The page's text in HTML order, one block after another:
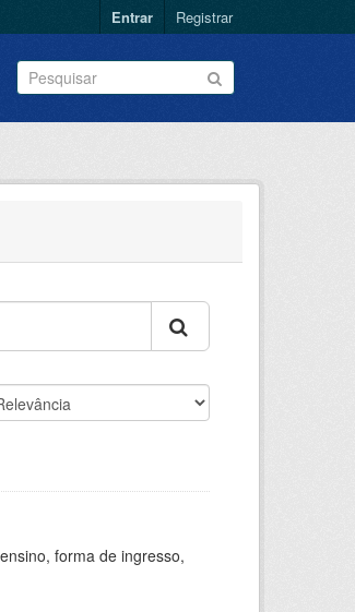
Entrar Registrar
forma de ingresso,